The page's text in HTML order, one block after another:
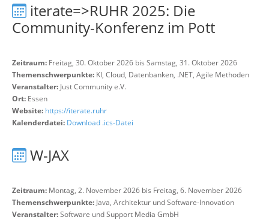
iterate=>RUHR 2025: Die
Community-Konferenz im Pott
Zeitraum: Freitag, 30. Oktober 2026 bis Samstag, 31. Oktober 2026
Themenschwerpunkte: KI, Cloud, Datenbanken, .NET, Agile Methoden
Veranstalter: Just Community e.V.
Ort: Essen
Website: https://iterate.ruhr
Kalenderdatei: Download .ics-Datei
W-JAX
Zeitraum: Montag, 2. November 2026 bis Freitag, 6. November 2026
Themenschwerpunkte: Java, Architektur und Software-Innovation
Veranstalter:Software und Support Media GmbH